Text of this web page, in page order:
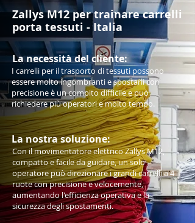
Zallys M12 per trainare carrelli
porta tessuti - Italia
La necessità del cliente:
I carrelli per il trasporto di tessuti possono
essere molto ingombranti e spostarli con
precisione è un compito difficile e può
richiedere più operatori e molto tempo.
La nostra soluzione:
Con il movimentatore elettrico Zallys M12,
compatto e facile da guidare, un solo
operatore può direzionare i grandi carrelli a 4
ruote con precisione e velocemente,
aumentando l'efficienza operativa e la
sicurezza degli spostamenti.